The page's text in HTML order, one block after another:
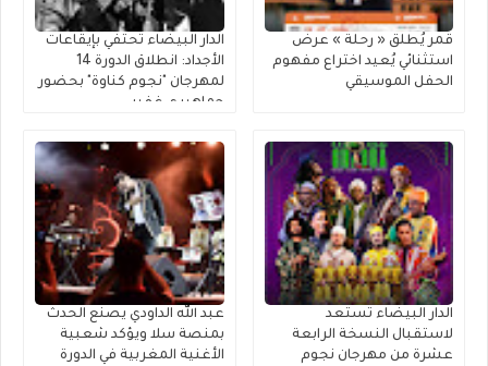
قمر يُطلق « رحلة » عرضٌ
استثنائي يُعيد اختراع مفهوم
الحفل الموسيقي
الدار البيضاء تحتفي بإيقاعات
الأجداد: انطلاق الدورة 14
لمهرجان "نجوم كناوة" بحضور
جماهيري غفير
الدار البيضاء تستعد
لاستقبال النسخة الرابعة
عشرة من مهرجان نجوم
عبد الله الداودي يصنع الحدث
بمنصة سلا ويؤكد شعبية
الأغنية المغربية في الدورة